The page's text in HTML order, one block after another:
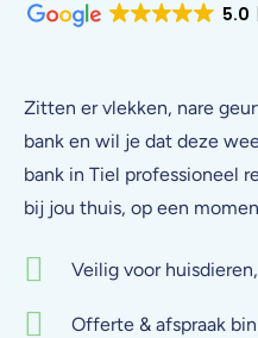
Resultaten
Zakelijk
Contact
5.0
Zitten er vlekken, nare
bank en wil je dat deze
bank in Tiel professioneel
bij jou thuis, op een
Veilig voor
Offerte & afspraak